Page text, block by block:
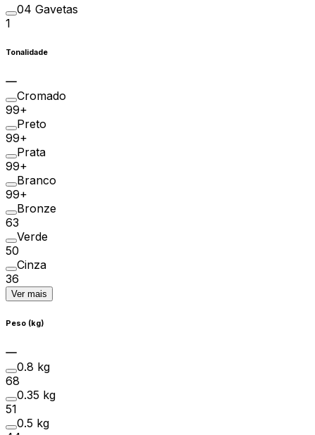
04 Gavetas
1
Tonalidade
Cromado
99+
Preto
99+
Prata
99+
Branco
99+
Bronze
63
Verde
50
Cinza
36
Ver mais
Peso (kg)
0.8 kg
68
0.35 kg
51
0.5 kg